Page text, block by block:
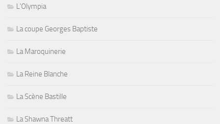
L'Olympia
La coupe Georges Baptiste
La Maroquinerie
La Reine Blanche
La Scène Bastille
La Shawna Threatt